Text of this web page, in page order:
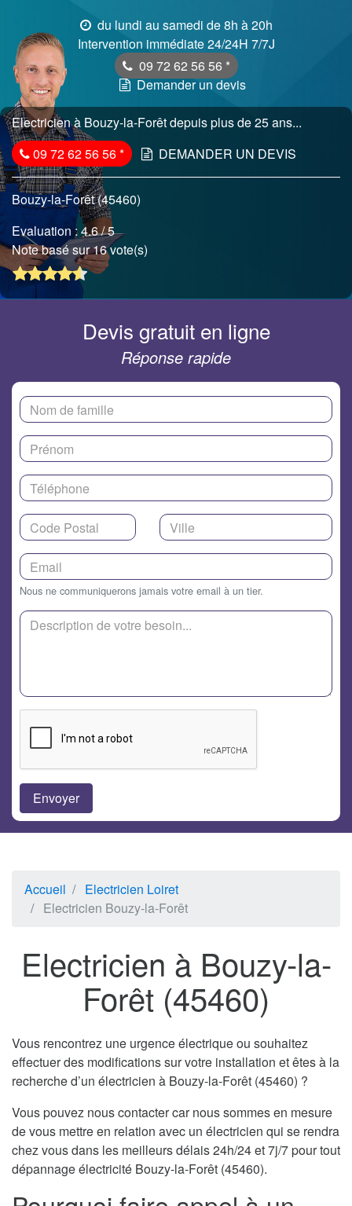
du lundi au samedi de 8h à 20h
Intervention immédiate 24/24H 7/7J
09 72 62 56 56 *
Demander un devis
Electricien à Bouzy-la-Forêt depuis plus de 25 ans...
09 72 62 56 56* DEMANDER UN DEVIS
Bouzy-la-Forêt (45460)
Evaluation :4.6/ 5
Note basé sur 16 vote(s)
Devis gratuit en ligne
Réponse rapide
Nous ne communiquerons jamais votre email à un tier.
Accueil
Electricien Loiret
Electricien Bouzy-la-Forêt
Electricien à Bouzy-la-
Forêt (45460)
Vous rencontrez une urgence électrique ou souhaitez
effectuer des modifications sur votre installation et êtes à la
recherche d’un électricien à Bouzy-la-Forêt (45460) ?
Vous pouvez nous contacter car nous sommes en mesure
de vous mettre en relation avec un électricien qui se rendra
chez vous dans les meilleurs délais 24h/24 et 7j/7 pour tout
dépannage électricité Bouzy-la-Forêt (45460).